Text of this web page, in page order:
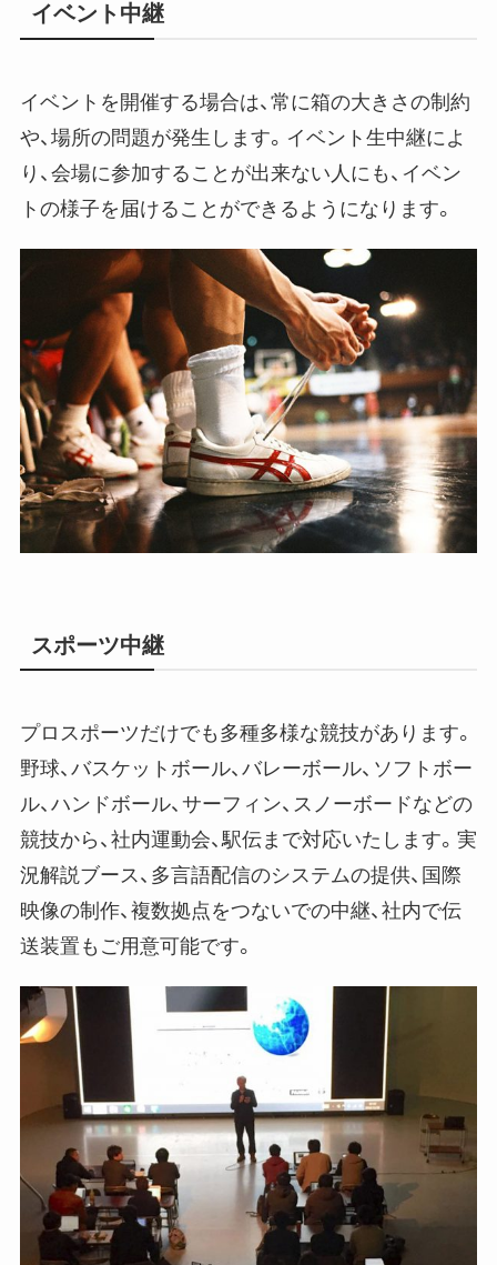
イベント中継
イベントを開催する場合は、常に箱の大きさの制約
や、場所の問題が発生します。イベント生中継によ
り、会場に参加することが出来ない人にも、イベン
トの様子を届けることができるようになります。
スポーツ中継
プロスポーツだけでも多種多様な競技があります。
野球、バスケットボール、バレーボール、ソフトボー
ル、ハンドボール、サーフィン、スノーボードなどの
競技から、社内運動会、駅伝まで対応いたします。実
況解説ブース、多言語配信のシステムの提供、国際
映像の制作、複数拠点をつないでの中継、社内で伝
送装置もご用意可能です。